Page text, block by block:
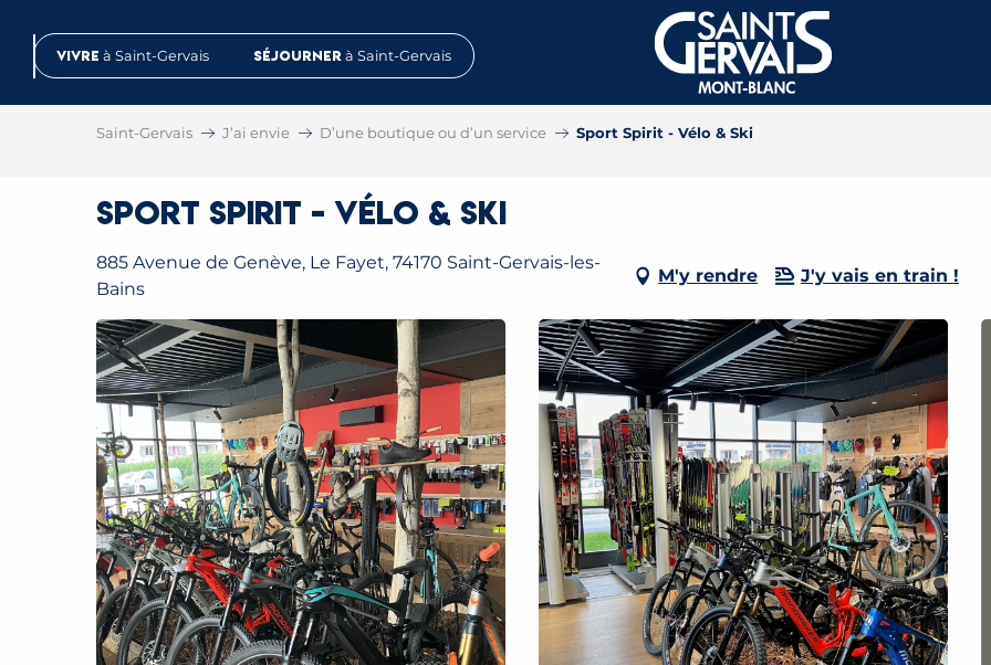
contenuVivre à Saint-Gervais Séjourner à Saint-Gervais
Saint-Gervais J’ai envie D’une boutique ou d’un service Sport Spirit - Vélo & Ski
Sport Spirit - Vélo & Ski
885 Avenue de Genève, Le Fayet, 74170 Saint-Gervais-les-
Bains
M'y rendre J'y vais en train !